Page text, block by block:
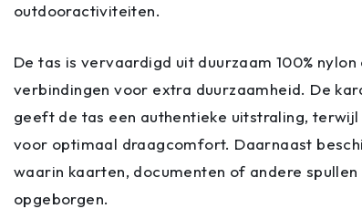
outdooractiviteiten.
De tas is vervaardigd uit duurzaam 100%
verbindingen voor extra duurzaamheid. De
geeft de tas een authentieke uitstraling,
voor optimaal draagcomfort. Daarnaast
waarin kaarten, documenten of andere
opgeborgen.